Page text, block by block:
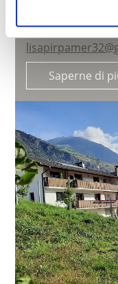
Tel.+39 392
Saperne di